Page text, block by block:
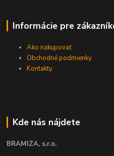
Informácie pre
Ako nakupovať
Obchodné podmienky
Kontakty
Kde nás nájdete
BRAMIZA, s.r.o.